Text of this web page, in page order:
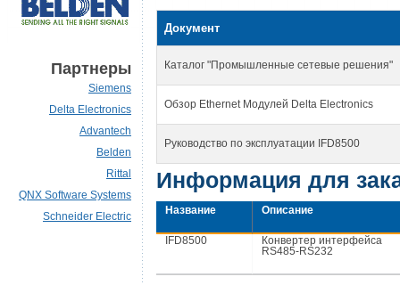
Партнеры
Siemens
Delta Electronics
Advantech
Belden
Rittal
QNX Software Systems
Schneider Electric
Документ
Каталог "Промышленные сетевые решения"
Обзор Ethernet Модулей Delta Electronics
Руководство по эксплуатации IFD8500
Информация для
Название Описание
IFD8500
Конвертер интерфейса
RS485-RS232